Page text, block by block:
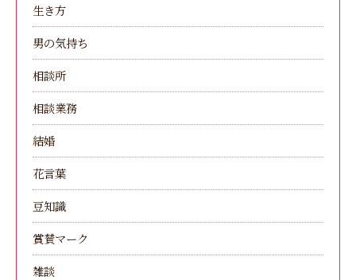
生き方
男の気持ち
相談所
相談業務
結婚
花言葉
豆知識
賞賛マーク
雑談